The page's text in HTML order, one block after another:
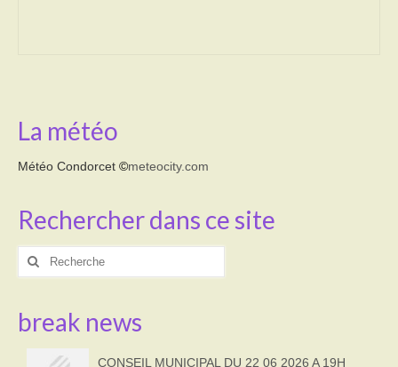
La météo
Météo Condorcet ©meteocity.com
Rechercher dans ce site
Rechercher
break news
CONSEIL MUNICIPAL DU 22 06 2026 A 19H